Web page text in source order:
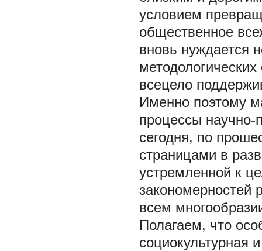
условием
общественное
вновь нуждается
всецело
Именно поэтому
процессы научно-
сегодня, по
страницами в
устремленной к
закономерностей
всем
Полагаем, что
социокультурная